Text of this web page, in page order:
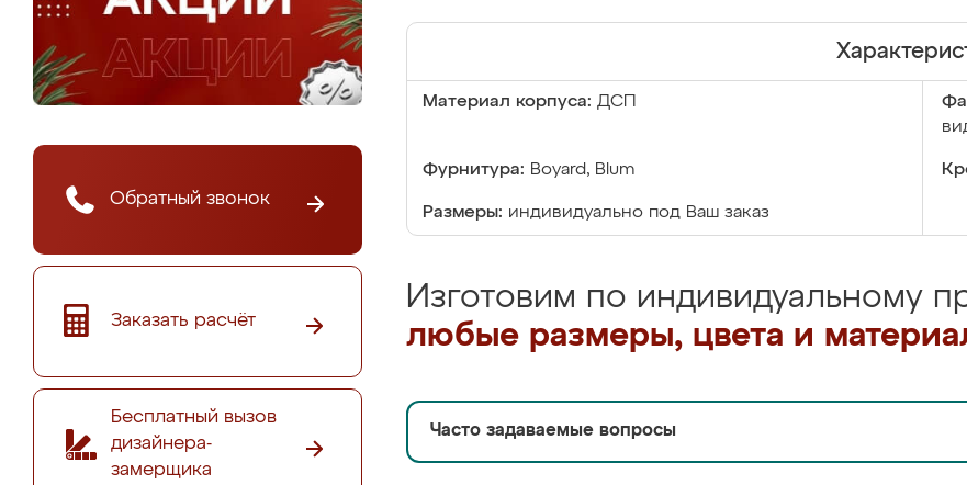
Обратный звонок
Заказать расчёт
Бесплатный вызов
дизайнера-
замерщика
Материал корпуса: ДСП
Фурнитура: Boyard, Blum
Размеры: индивидуально под Ваш заказ
Изготовим по индивидуальному
любые размеры, цвета и
Часто задаваемые вопросы